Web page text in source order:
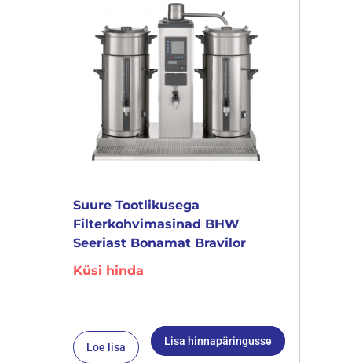
Suure Tootlikusega
Filterkohvimasinad BHW
Seeriast Bonamat Bravilor
Küsi hinda
Loe lisa Lisa hinnapäringusse